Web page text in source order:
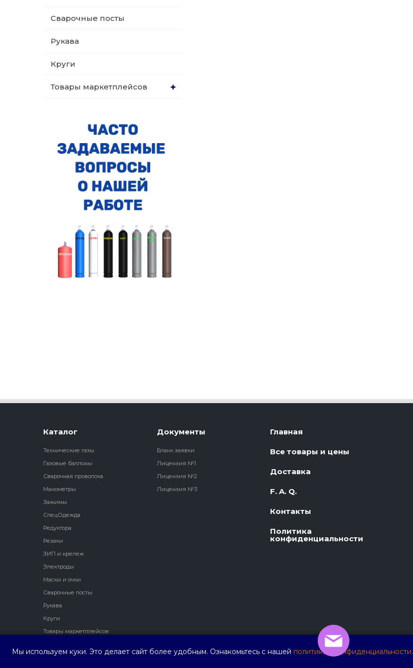
Сварочные посты
Рукава
Круги
Товары маркетплейсов
Каталог
Технические газы
Газовые баллоны
Сварочная проволока
Манометры
Зажимы
СпецОдежда
Редуктора
Резаки
ЗИП и крепеж
Электроды
Маски и очки
Сварочные посты
Рукава
Круги
Товары маркетплейсов
Документы
Бланк заявки
Лицензия №1
Лицензия №2
Лицензия №3
Главная
Все товары и цены
Доставка
F. A. Q.
Контакты
Политика
конфиденциальности
Мы используем куки. Это делает сайт более удобным. Ознакомьтесь с нашей политикой конфиденциальности.